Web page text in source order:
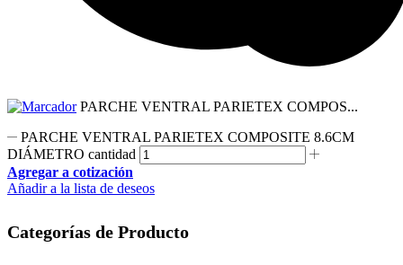
PARCHE VENTRAL PARIETEX COMPOS...
PARCHE VENTRAL PARIETEX COMPOSITE 8.6CM
DIÁMETRO cantidad
Agregar a cotización
Añadir a la lista de deseos
Categorías de Producto